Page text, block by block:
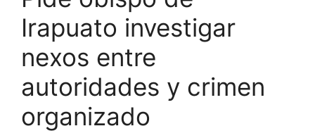
Irapuato investigar
nexos entre
autoridades y crimen
organizado